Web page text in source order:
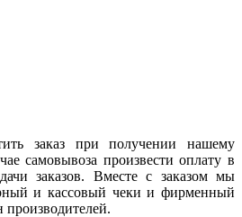
заказ при получении нашему
самовывоза произвести оплату в
заказов. Вместе с заказом мы
и кассовый чеки и фирменный
производителей.